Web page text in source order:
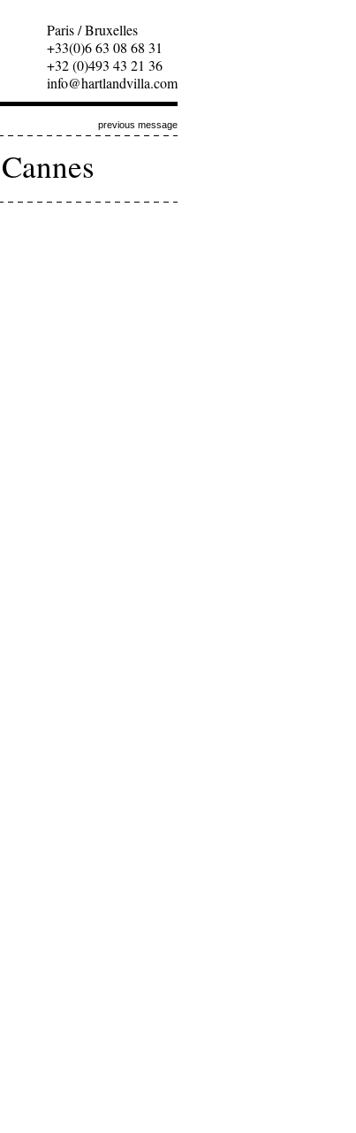
Paris / Bruxelles
+33(0)6 63 08 68 31
+32 (0)493 43 21 36
info@hartlandvilla.com
previous message